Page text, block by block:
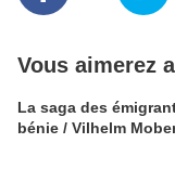
Vous aimerez
La saga des
bénie / Vilhelm